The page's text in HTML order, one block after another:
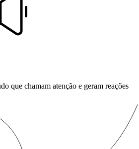
que chamam atenção e geram reações